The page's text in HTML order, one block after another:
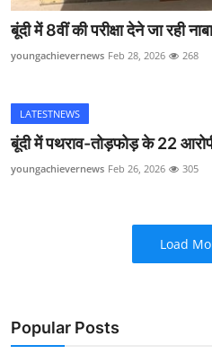
बूंदी में 8वीं की परीक्षा देने जा रही
youngachievernews Feb 28, 2026 268
LATESTNEWS
बूंदी में पथराव-तोड़फोड़ के 22
youngachievernews Feb 26, 2026 305
Load
Popular Posts